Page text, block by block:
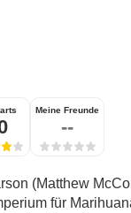
Meine Freunde
--
(Matthew
für